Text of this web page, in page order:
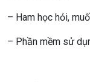
– Ham học hỏi,
– Phần mềm sử